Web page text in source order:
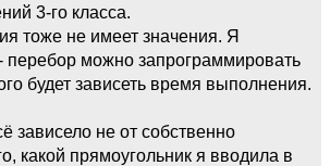
3-го класса.
тоже не имеет значения. Я
перебор можно запрограммировать
будет зависеть время выполнения.
зависело не от собственно
какой прямоугольник я вводила в